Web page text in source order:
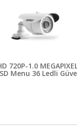
720P-1.0
Menu 36 Ledli